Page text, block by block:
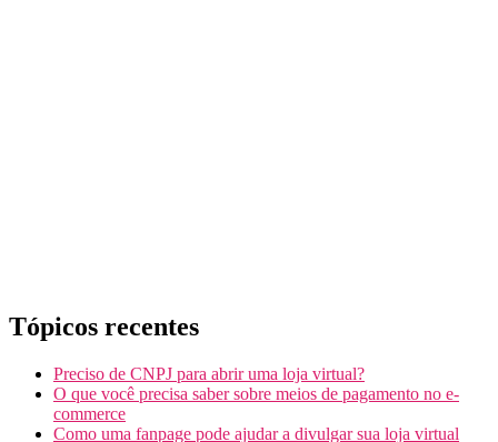
Tópicos recentes
Preciso de CNPJ para abrir uma loja virtual?
O que você precisa saber sobre meios de pagamento no e-
commerce
Como uma fanpage pode ajudar a divulgar sua loja virtual